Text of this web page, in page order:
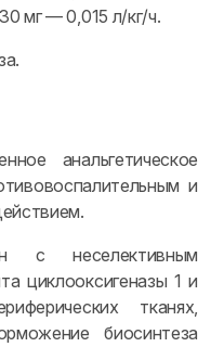
мг — 0,015 л/кг/ч.
анальгетическое
и
с неселективным
циклооксигеназы 1 и
тканях,
биосинтеза